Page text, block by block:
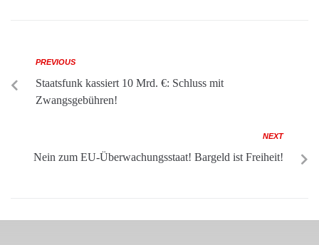
PREVIOUS
Staatsfunk kassiert 10 Mrd. €: Schluss mit
Zwangsgebühren!
NEXT
Nein zum EU-Überwachungsstaat! Bargeld ist Freiheit!